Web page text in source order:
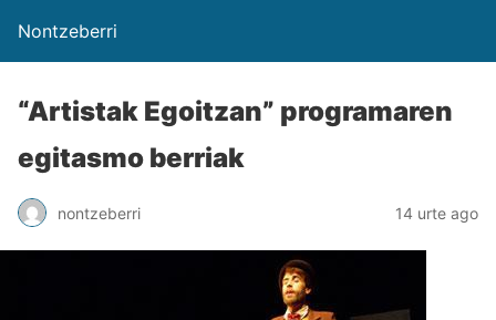
Nontzeberri
“Artistak Egoitzan” programaren
egitasmo berriak
nontzeberri 14 urte ago